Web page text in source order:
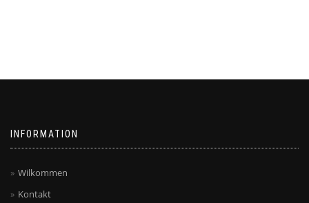
INFORMATION
Wilkommen
Kontakt